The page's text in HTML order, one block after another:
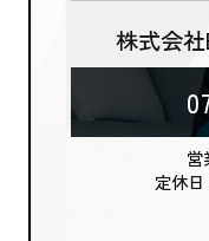
株式会
営
定休